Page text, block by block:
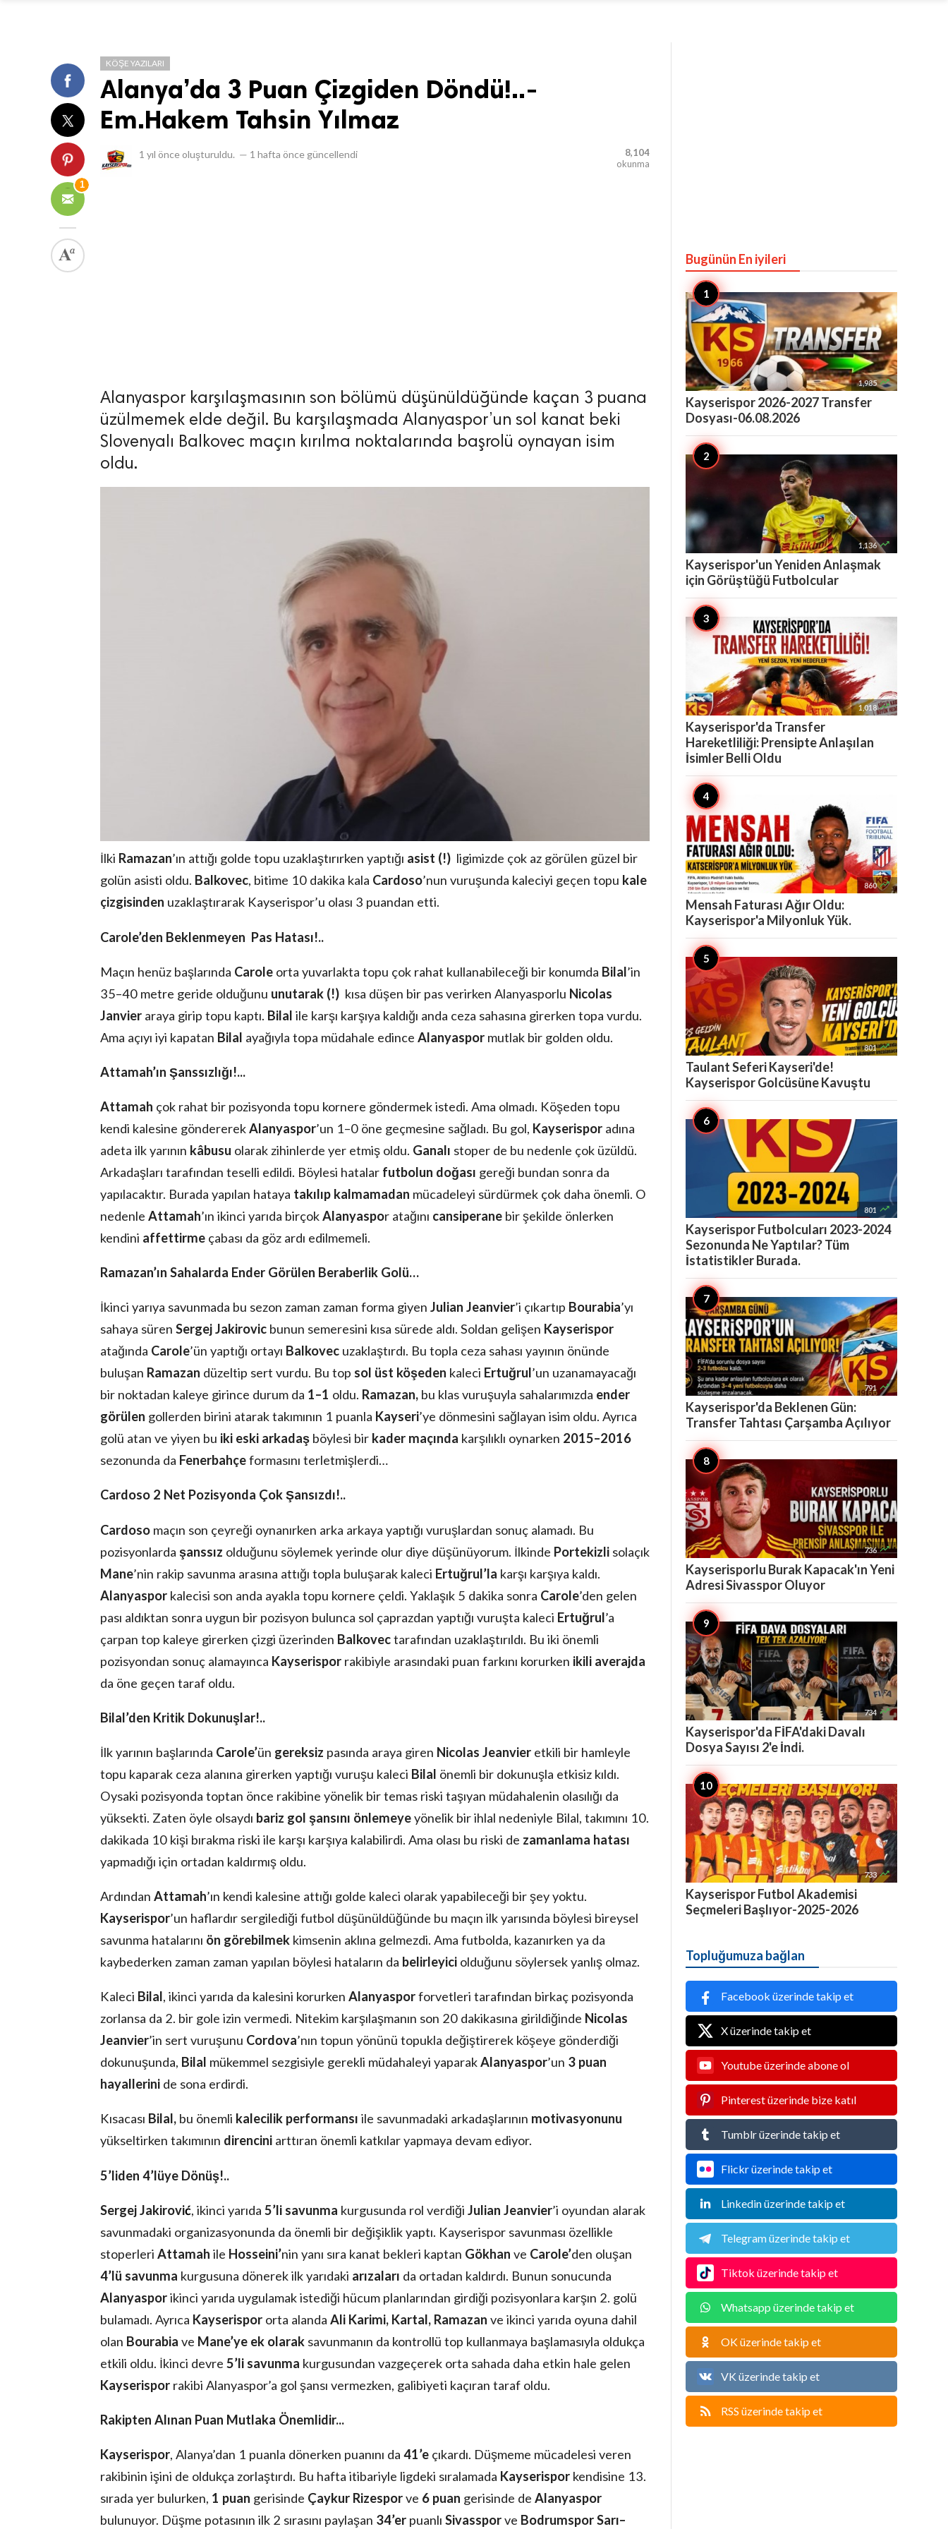
1
KÖŞE YAZILARI
Alanya’da 3 Puan Çizgiden Döndü!..-
Em.Hakem Tahsin Yılmaz
1 yıl önce oluşturuldu. — 1 hafta önce güncellendi
8,104
okunma
Alanyaspor karşılaşmasının son bölümü düşünüldüğünde kaçan 3 puana
üzülmemek elde değil. Bu karşılaşmada Alanyaspor’un sol kanat beki
Slovenyalı Balkovec maçın kırılma noktalarında başrolü oynayan isim
oldu.
İlki Ramazan’ın attığı golde topu uzaklaştırırken yaptığı asist (!) ligimizde çok az görülen güzel bir
golün asisti oldu. Balkovec, bitime 10 dakika kala Cardoso’nun vuruşunda kaleciyi geçen topu kale
çizgisinden uzaklaştırarak Kayserispor’u olası 3 puandan etti.
Carole’den Beklenmeyen Pas Hatası!..
Maçın henüz başlarında Carole orta yuvarlakta topu çok rahat kullanabileceği bir konumda Bilal’in
35–40 metre geride olduğunu unutarak (!) kısa düşen bir pas verirken Alanyasporlu Nicolas
Janvier araya girip topu kaptı. Bilal ile karşı karşıya kaldığı anda ceza sahasına girerken topa vurdu.
Ama açıyı iyi kapatan Bilal ayağıyla topa müdahale edince Alanyaspor mutlak bir golden oldu.
Attamah’ın Şanssızlığı!...
Attamah çok rahat bir pozisyonda topu kornere göndermek istedi. Ama olmadı. Köşeden topu
kendi kalesine göndererekAlanyaspor’un 1–0 öne geçmesine sağladı. Bu gol, Kayserispor adına
adeta ilk yarının kâbusu olarak zihinlerde yer etmiş oldu. Ganalı stoper de bu nedenle çok üzüldü.
Arkadaşları tarafından teselli edildi. Böylesi hatalar futbolun doğası gereği bundan sonra da
yapılacaktır. Burada yapılan hataya takılıp kalmamadan mücadeleyi sürdürmek çok daha önemli. O
nedenle Attamah’ın ikinci yarıda birçokAlanyaspor atağını cansiperane bir şekilde önlerken
kendini affettirme çabası da göz ardı edilmemeli.
Ramazan’ın Sahalarda Ender Görülen Beraberlik Golü…
İkinci yarıya savunmada bu sezon zaman zaman forma giyen Julian Jeanvier’i çıkartıp Bourabia’yı
sahaya süren Sergej Jakirovic bunun semeresini kısa sürede aldı. Soldan gelişen Kayserispor
atağında Carole’ün yaptığı ortayı Balkovec uzaklaştırdı. Bu topla ceza sahası yayının önünde
buluşan Ramazan düzeltip sert vurdu. Bu top sol üst köşeden kaleci Ertuğrul’un uzanamayacağı
bir noktadan kaleye girince durum da 1–1 oldu. Ramazan, bu klas vuruşuyla sahalarımızda ender
görülen gollerden birini atarak takımının 1 puanla Kayseri’ye dönmesini sağlayan isim oldu. Ayrıca
golü atan ve yiyen bu iki eski arkadaş böylesi bir kader maçında karşılıklı oynarken 2015–2016
sezonunda da Fenerbahçeformasını terletmişlerdi…
Cardoso 2 Net Pozisyonda Çok Şansızdı!..
Cardoso maçın son çeyreği oynanırken arka arkaya yaptığı vuruşlardan sonuç alamadı. Bu
pozisyonlarda şanssız olduğunu söylemek yerinde olur diye düşünüyorum. İlkinde Portekizli solaçık
Mane’nin rakip savunma arasına attığı topla buluşarak kaleci Ertuğrul’la karşı karşıya kaldı.
Alanyaspor kalecisi son anda ayakla topu kornere çeldi. Yaklaşık 5 dakika sonra Carole’den gelen
pası aldıktan sonra uygun bir pozisyon bulunca sol çaprazdan yaptığı vuruşta kaleci Ertuğrul’a
çarpan top kaleye girerken çizgi üzerinden Balkovectarafından uzaklaştırıldı. Bu iki önemli
pozisyondan sonuç alamayınca Kayserispor rakibiyle arasındaki puan farkını korurken ikili averajda
da öne geçen taraf oldu.
Bilal’den Kritik Dokunuşlar!..
İlk yarının başlarında Carole’ün gereksiz pasında araya giren Nicolas Jeanvier etkili bir hamleyle
topu kaparak ceza alanına girerken yaptığı vuruşu kaleci Bilal önemli bir dokunuşla etkisiz kıldı.
Oysaki pozisyonda toptan önce rakibine yönelik bir temas riski taşıyan müdahalenin olasılığı da
yüksekti. Zaten öyle olsaydı bariz gol şansını önlemeyeyönelik bir ihlal nedeniyle Bilal, takımını 10.
dakikada 10 kişi bırakma riski ile karşı karşıya kalabilirdi. Ama olası bu riski de zamanlama hatası
yapmadığı için ortadan kaldırmış oldu.
Ardından Attamah’ın kendi kalesine attığı golde kaleci olarak yapabileceği bir şey yoktu.
Kayserispor’un haflardır sergilediği futbol düşünüldüğünde bu maçın ilk yarısında böylesi bireysel
savunma hatalarını ön görebilmek kimsenin aklına gelmezdi. Ama futbolda, kazanırken ya da
kaybederken zaman zaman yapılan böylesi hataların da belirleyici olduğunu söylersek yanlış olmaz.
Kaleci Bilal, ikinci yarıda da kalesini korurken Alanyasporforvetleri tarafından birkaç pozisyonda
zorlansa da 2. bir gole izin vermedi. Nitekim karşılaşmanın son 20 dakikasına girildiğinde Nicolas
Jeanvier’in sert vuruşunu Cordova’nın topun yönünü topukla değiştirerek köşeye gönderdiği
dokunuşunda, Bilal mükemmel sezgisiyle gerekli müdahaleyi yaparakAlanyaspor’un 3 puan
hayallerini de sona erdirdi.
Kısacası Bilal, bu önemli kalecilik performansı ile savunmadaki arkadaşlarının motivasyonunu
yükseltirken takımının direncini arttıran önemli katkılar yapmaya devam ediyor.
5’liden 4’lüye Dönüş!..
Sergej Jakirović, ikinci yarıda 5’li savunma kurgusunda rol verdiği Julian Jeanvier’i oyundan alarak
savunmadaki organizasyonunda da önemli bir değişiklik yaptı. Kayserispor savunması özellikle
stoperleri Attamah ile Hosseini’nin yanı sıra kanat bekleri kaptan Gökhan ve Carole’den oluşan
4’lü savunma kurgusuna dönerek ilk yarıdaki arızaları da ortadan kaldırdı. Bunun sonucunda
Alanyasporikinci yarıda uygulamak istediği hücum planlarından girdiği pozisyonlara karşın 2. golü
bulamadı. Ayrıca Kayserispor orta alanda Ali Karimi, Kartal, Ramazan ve ikinci yarıda oyuna dahil
olan Bourabia ve Mane’ye ek olarak savunmanın da kontrollü top kullanmaya başlamasıyla oldukça
etkili oldu. İkinci devre 5’li savunma kurgusundan vazgeçerek orta sahada daha etkin hale gelen
Kayserispor rakibi Alanyaspor’a gol şansı vermezken, galibiyeti kaçıran taraf oldu.
Rakipten Alınan Puan Mutlaka Önemlidir...
Kayserispor, Alanya’dan 1 puanla dönerken puanını da 41’e çıkardı. Düşmeme mücadelesi veren
rakibinin işini de oldukça zorlaştırdı. Bu hafta itibariyle ligdeki sıralamada Kayserispor kendisine 13.
sırada yer bulurken, 1 puan gerisinde Çaykur Rizesporve 6 puan gerisinde de Alanyaspor
bulunuyor. Düşme potasının ilk 2 sırasını paylaşan 34’er puanlı Sivassporve BodrumsporSarı–
Bugünün En iyileri
1,985 
Kayserispor 2026-2027 Transfer
Dosyası-06.08.2026
1,136 
Kayserispor'un Yeniden Anlaşmak
için Görüştüğü Futbolcular
1,018 
Kayserispor'da Transfer
Hareketliliği: Prensipte Anlaşılan
İsimler Belli Oldu
860 
Mensah Faturası Ağır Oldu:
Kayserispor'a Milyonluk Yük.
801 
Taulant Seferi Kayseri'de!
Kayserispor Golcüsüne Kavuştu
801 
Kayserispor Futbolcuları 2023-2024
Sezonunda Ne Yaptılar? Tüm
İstatistikler Burada.
791 
Kayserispor'da Beklenen Gün:
Transfer Tahtası Çarşamba Açılıyor
736 
Kayserisporlu Burak Kapacak'ın Yeni
Adresi Sivasspor Oluyor
734 
Kayserispor'da FİFA'daki Davalı
Dosya Sayısı 2'e İndi.
733 
Kayserispor Futbol Akademisi
Seçmeleri Başlıyor-2025-2026
Topluğumuza bağlan
Facebook üzerinde takip et
X üzerinde takip et
Youtube üzerinde abone ol
Pinterest üzerinde bize katıl
Tumblr üzerinde takip et
Flickr üzerinde takip et
Linkedin üzerinde takip et
Telegram üzerinde takip et
Tiktok üzerinde takip et
Whatsapp üzerinde takip et
OK üzerinde takip et
VK üzerinde takip et
RSS üzerinde takip et